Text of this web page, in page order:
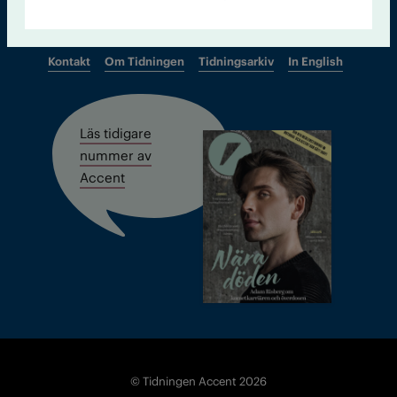
Kontakt Om Tidningen Tidningsarkiv In English
Läs tidigare
nummer av
Accent
© Tidningen Accent 2026